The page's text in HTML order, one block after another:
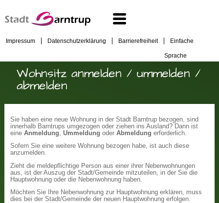
Impressum Datenschutzerklärung Barrierefreiheit Einfache
Sprache
Wohnsitz anmelden / ummelden /
abmelden
Sie haben eine neue Wohnung in der Stadt Barntrup bezogen, sind
innerhalb Barntrups umgezogen oder ziehen ins Ausland? Dann ist
eineAnmeldung ,Ummeldung oderAbmeldung erforderlich.
Sofern Sie eine weitere Wohnung bezogen habe, ist auch diese
anzumelden.
Zieht die meldepflichtige Person aus einer ihrer Nebenwohnungen
aus, ist der Auszug der Stadt/Gemeinde mitzuteilen, in der Sie die
Hauptwohnung oder die Nebenwohnung haben.
Möchten Sie Ihre Nebenwohnung zur Hauptwohnung erklären, muss
dies bei der Stadt/Gemeinde der neuen Hauptwohnung erfolgen.